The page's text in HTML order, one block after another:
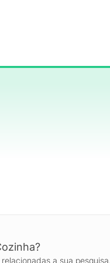
a sua